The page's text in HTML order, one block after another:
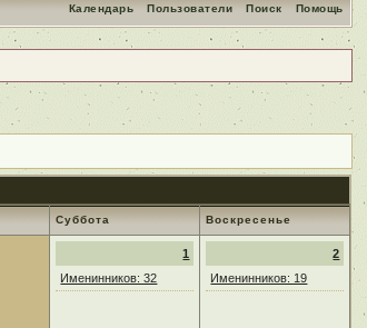
Помощь
Поиск
Пользователи
Календарь
Суббота Воскресенье
1
Именинников: 32
2
Именинников: 19